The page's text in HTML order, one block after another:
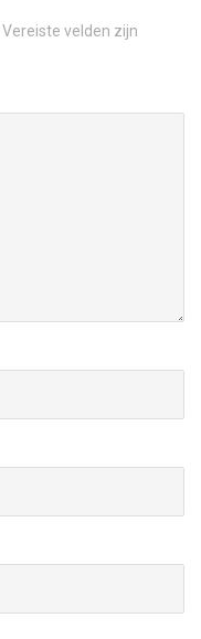
Vereiste velden zijn